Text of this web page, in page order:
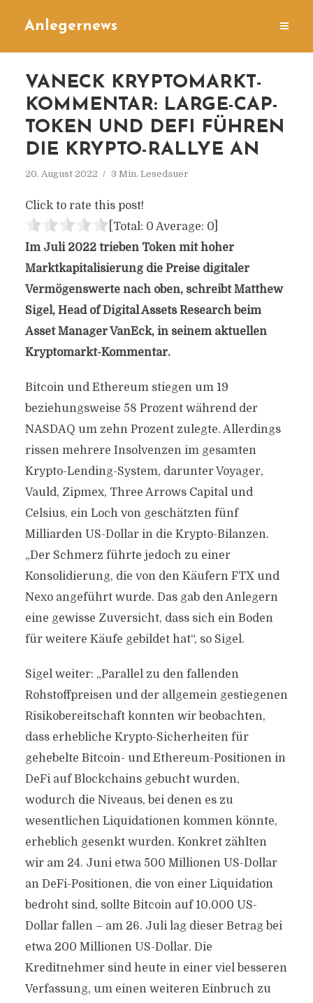
Anlegernews
VANECK KRYPTOMARKT-
KOMMENTAR: LARGE-CAP-
TOKEN UND DEFI FÜHREN
DIE KRYPTO-RALLYE AN
20. August 2022 3 Min. Lesedauer
Click to rate this post!
[Total: 0 Average: 0]
Im Juli 2022 trieben Token mit hoher
Marktkapitalisierung die Preise digitaler
Vermögenswerte nach oben, schreibt Matthew
Sigel, Head of Digital Assets Research beim
Asset Manager VanEck, in seinem aktuellen
Kryptomarkt-Kommentar.
Bitcoin und Ethereum stiegen um 19
beziehungsweise 58 Prozent während der
NASDAQ um zehn Prozent zulegte. Allerdings
rissen mehrere Insolvenzen im gesamten
Krypto-Lending-System, darunter Voyager,
Vauld, Zipmex, Three Arrows Capital und
Celsius, ein Loch von geschätzten fünf
Milliarden US-Dollar in die Krypto-Bilanzen.
„Der Schmerz führte jedoch zu einer
Konsolidierung, die von den Käufern FTX und
Nexo angeführt wurde. Das gab den Anlegern
eine gewisse Zuversicht, dass sich ein Boden
für weitere Käufe gebildet hat“, so Sigel.
Sigel weiter: „Parallel zu den fallenden
Rohstoffpreisen und der allgemein gestiegenen
Risikobereitschaft konnten wir beobachten,
dass erhebliche Krypto-Sicherheiten für
gehebelte Bitcoin- und Ethereum-Positionen in
DeFi auf Blockchains gebucht wurden,
wodurch die Niveaus, bei denen es zu
wesentlichen Liquidationen kommen könnte,
erheblich gesenkt wurden. Konkret zählten
wir am 24. Juni etwa 500 Millionen US-Dollar
an DeFi-Positionen, die von einer Liquidation
bedroht sind, sollte Bitcoin auf 10.000 US-
Dollar fallen – am 26. Juli lag dieser Betrag bei
etwa 200 Millionen US-Dollar. Die
Kreditnehmer sind heute in einer viel besseren
Verfassung, um einen weiteren Einbruch zu